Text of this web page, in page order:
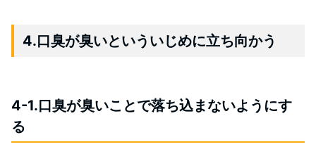
4.口臭が臭いといういじめに立ち向かう
4-1.口臭が臭いことで落ち込まないようにす
る